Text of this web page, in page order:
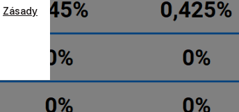
Zásady